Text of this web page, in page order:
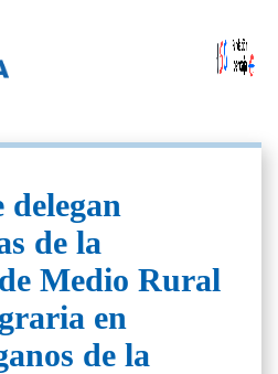
delegan
de la
Medio Rural
en
de la